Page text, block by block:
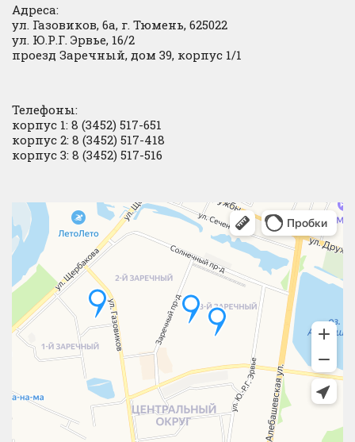
Адреса:
ул. Газовиков, 6а, г. Тюмень, 625022
ул. Ю.Р.Г. Эрвье, 16/2
проезд Заречный, дом 39, корпус 1/1
Телефоны:
корпус 1: 8 (3452) 517-651
корпус 2: 8 (3452) 517-418
корпус 3: 8 (3452) 517-516